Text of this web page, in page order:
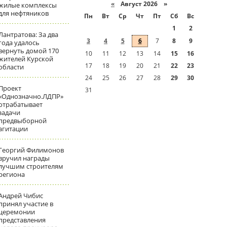
комплексы
нефтяников
За два
удалось
домой 170
Курской
Филимонов
награды
строителям
Чибис
участие в
« Август 2026 »
Пн
Вт Ср Чт Пт Сб
Вс
1
2
3
4 5 6 7 8
9
10
11 12 13 14 15
16
17
18 19 20 21 22
23
24
25 26 27 28 29
30
31